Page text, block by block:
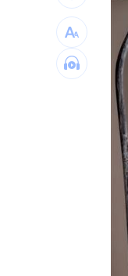
白
竹
工
柯
新
台